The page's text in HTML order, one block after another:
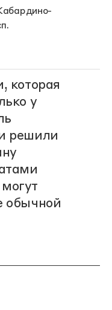
которая
у
решили
обычной